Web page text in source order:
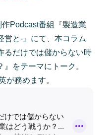
Podcast番組『製造業
営と-』にて、本コラム
るだけでは儲からない時
をテーマにトーク。
が務めます。